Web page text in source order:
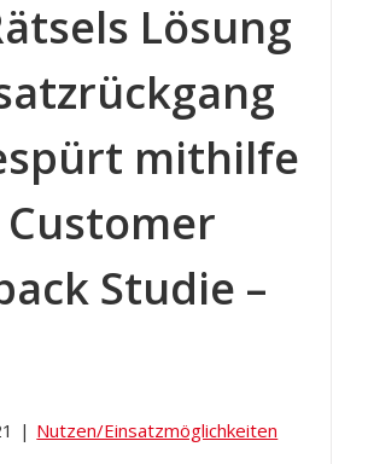
Lösung
mithilfe
Studie –
| Nutzen/Einsatzmöglichkeiten